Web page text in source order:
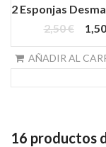
2 Esponjas
2,50 €
AÑADIR AL
16 productos